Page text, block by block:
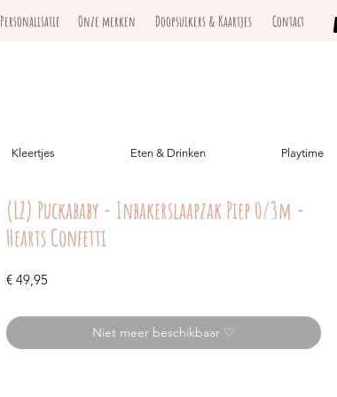
Doopsuikers & Kaartjes Contact
Onze merken
Personalisatie
Kleertjes Eten & Drinken Playtime
(LZ) Puckababy - Inbakerslaapzak Piep 0/3m -
Hearts Confetti
€ 49,95Prijs
Niet meer beschikbaar ♡